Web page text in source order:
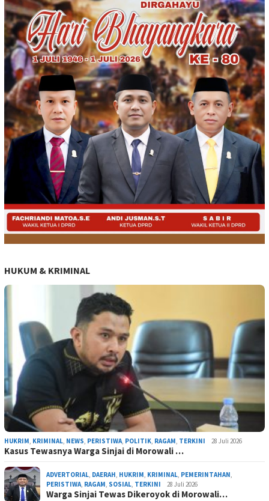
HUKUM & KRIMINAL
HUKRIM, KRIMINAL, NEWS, PERISTIWA, POLITIK, RAGAM, TERKINI 28 Juli 2026
Kasus Tewasnya Warga Sinjai di Morowali …
ADVERTORIAL, DAERAH, HUKRIM, KRIMINAL, PEMERINTAHAN,
PERISTIWA, RAGAM, SOSIAL, TERKINI 28 Juli 2026
Warga Sinjai Tewas Dikeroyok di Morowali…